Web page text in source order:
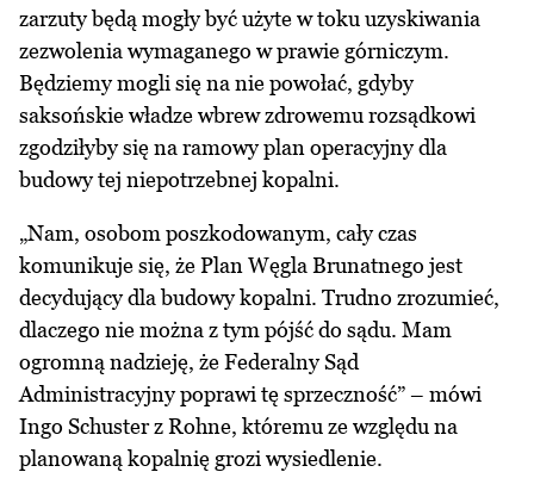
zarzuty będą mogły być użyte w toku uzyskiwania
zezwolenia wymaganego w prawie górniczym.
Będziemy mogli się na nie powołać, gdyby
saksońskie władze wbrew zdrowemu rozsądkowi
zgodziłyby się na ramowy plan operacyjny dla
budowy tej niepotrzebnej kopalni.
„Nam, osobom poszkodowanym, cały czas
komunikuje się, że Plan Węgla Brunatnego jest
decydujący dla budowy kopalni. Trudno zrozumieć,
dlaczego nie można z tym pójść do sądu. Mam
ogromną nadzieję, że Federalny Sąd
Administracyjny poprawi tę sprzeczność” – mówi
Ingo Schuster z Rohne, któremu ze względu na
planowaną kopalnię grozi wysiedlenie.